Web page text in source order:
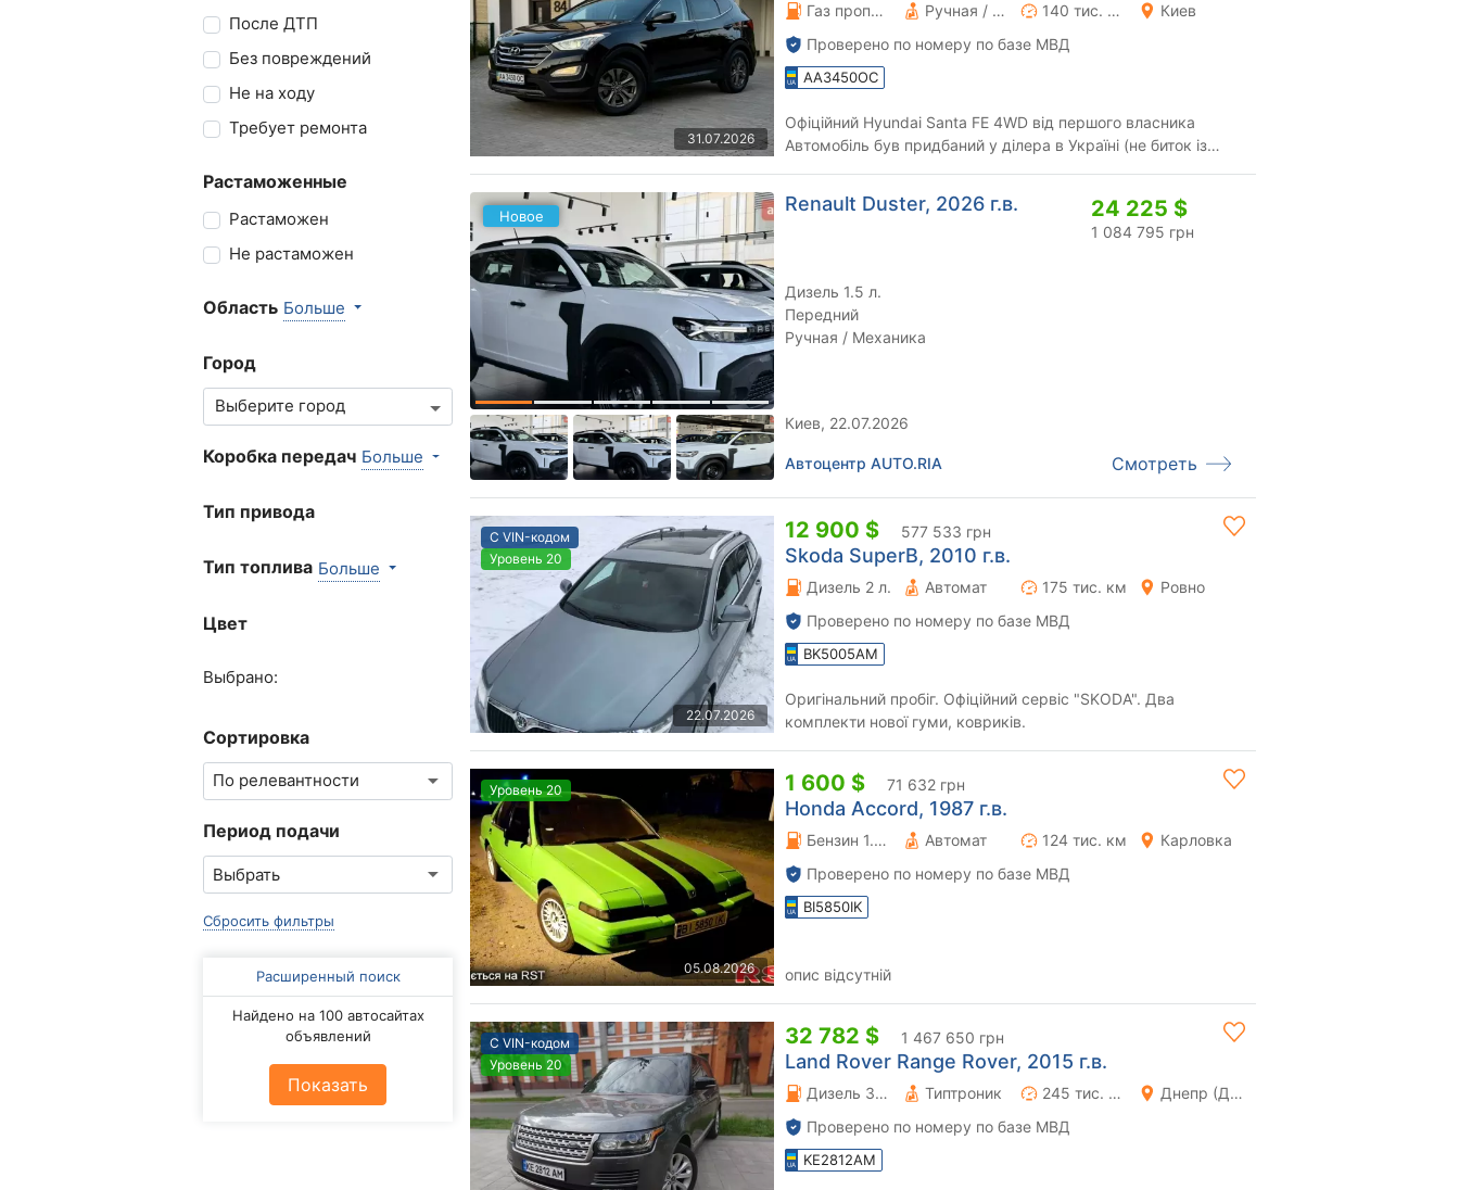
После ДТП
Без повреждений
Не на ходу
Требует ремонта
Растаможенные
Растаможен
Не растаможен
Область Больше
Город
Коробка передач Больше
Тип привода
Тип топлива Больше
Цвет
Выбрано:
Сортировка
Период подачи
Сбросить фильтры
Расширенный поиск
Найдено на 100 автосайтах
объявлений
Показать
31.07.2026
Газ пропан-бутан \ Бензин 2.4 л. Ручная / Механика 140 тис. км
Киев
Проверено по номеру по базе МВД
AA3450OC
Офіційний Hyundai Santa FE 4WD від першого власника
Автомобіль був придбаний у ділера в Україні (не биток із
Новое
Renault Duster, 2026 г.в. 24 225 $
1 084 795 грн
Дизель 1.5 л.
Передний
Ручная / Механика
Киев, 22.07.2026
Автоцентр AUTO.RIA Смотреть
С VIN-кодом
Уровень 20
22.07.2026
12 900 $ 577 533 грн
Skoda SuperB, 2010 г.в.
Дизель 2 л. Автомат 175 тис. км
Ровно
Проверено по номеру по базе МВД
BK5005AM
Оригінальний пробіг. Офіційний сервіс "SKODA". Два
комплекти нової гуми, ковриків.
Уровень 20
05.08.2026
1 600 $ 71 632 грн
Honda Accord, 1987 г.в.
Бензин 1.8 л. Автомат 124 тис. км
Карловка
Проверено по номеру по базе МВД
BI5850IK
опис відсутній
С VIN-кодом
Уровень 20
32 782 $ 1 467 650 грн
Land Rover Range Rover, 2015 г.в.
Дизель 3 л. Типтроник 245 тис. км
Днепр (Днепропетровск)
Проверено по номеру по базе МВД
KE2812AM